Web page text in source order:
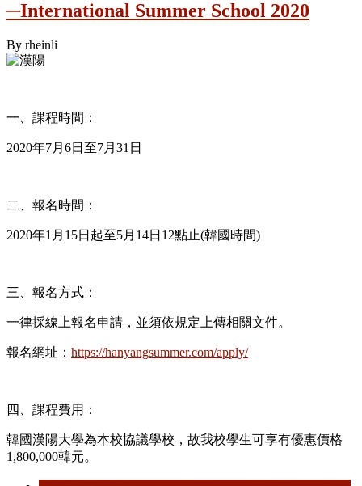
─International Summer School 2020
By rheinli
一、課程時間：
2020年7月6日至7月31日
二、報名時間：
2020年1月15日起至5月14日12點止(韓國時間)
三、報名方式：
一律採線上報名申請，並須依規定上傳相關文件。
報名網址： https://hanyangsummer.com/apply/
四、課程費用：
韓國漢陽大學為本校協議學校，故我校學生可享有優惠價格
1,800,000韓元。